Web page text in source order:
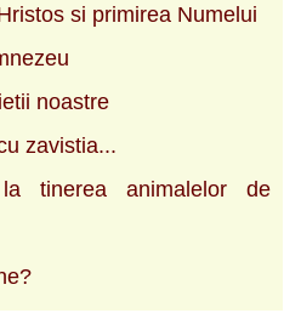
si primirea Numelui
noastre
zavistia...
tinerea animalelor de